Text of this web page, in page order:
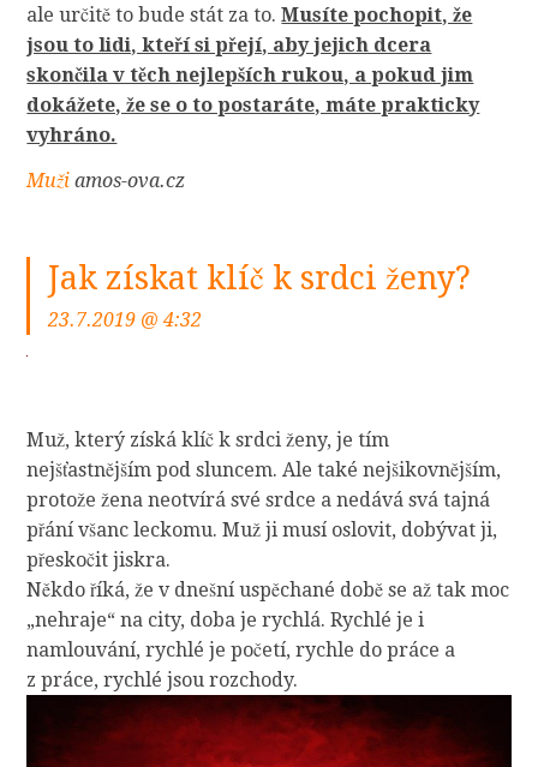
ale určitě to bude stát za to.Musíte pochopit, že
jsou to lidi, kteří si přejí, aby jejich dcera
skončila v těch nejlepších rukou, a pokud jim
dokážete, že se o to postaráte, máte prakticky
vyhráno.
Muži amos-ova.cz
Jak získat klíč k srdci ženy?
23.7.2019 @ 4:32
Muž, který získá klíč k srdci ženy, je tím
nejšťastnějším pod sluncem. Ale také nejšikovnějším,
protože žena neotvírá své srdce a nedává svá tajná
přání všanc leckomu. Muž ji musí oslovit, dobývat ji,
přeskočit jiskra.
Někdo říká, že v dnešní uspěchané době se až tak moc
„nehraje“ na city, doba je rychlá. Rychlé je i
namlouvání, rychlé je početí, rychle do práce a
z práce, rychlé jsou rozchody.